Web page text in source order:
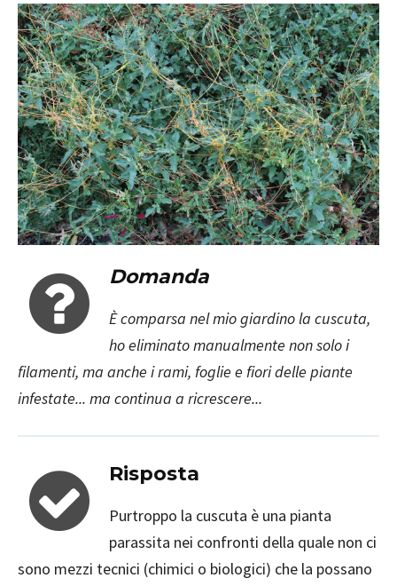
Domanda
È comparsa nel mio giardino la cuscuta,
ho eliminato manualmente non solo i
filamenti, ma anche i rami, foglie e fiori delle piante
infestate... ma continua a ricrescere...
Risposta
Purtroppo la cuscuta è una pianta
parassita nei confronti della quale non ci
sono mezzi tecnici (chimici o biologici) che la possano